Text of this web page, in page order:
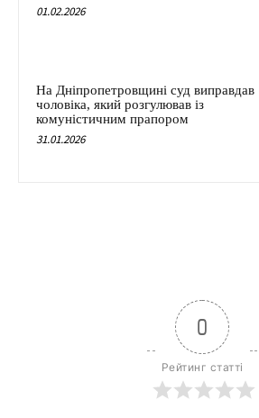
01.02.2026
На Дніпропетровщині суд виправдав
чоловіка, який розгулював із
комуністичним прапором
31.01.2026
0
Рейтинг статті